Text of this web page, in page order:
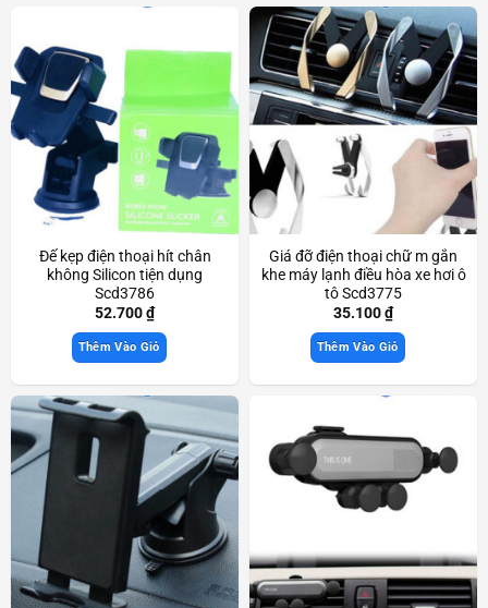
Đế kẹp điện thoại hít chân
không Silicon tiện dụng
Scd3786
52.700₫
Thêm Vào Giỏ
Giá đỡ điện thoại chữ m gắn
khe máy lạnh điều hòa xe hơi ô
tô Scd3775
35.100₫
Thêm Vào Giỏ